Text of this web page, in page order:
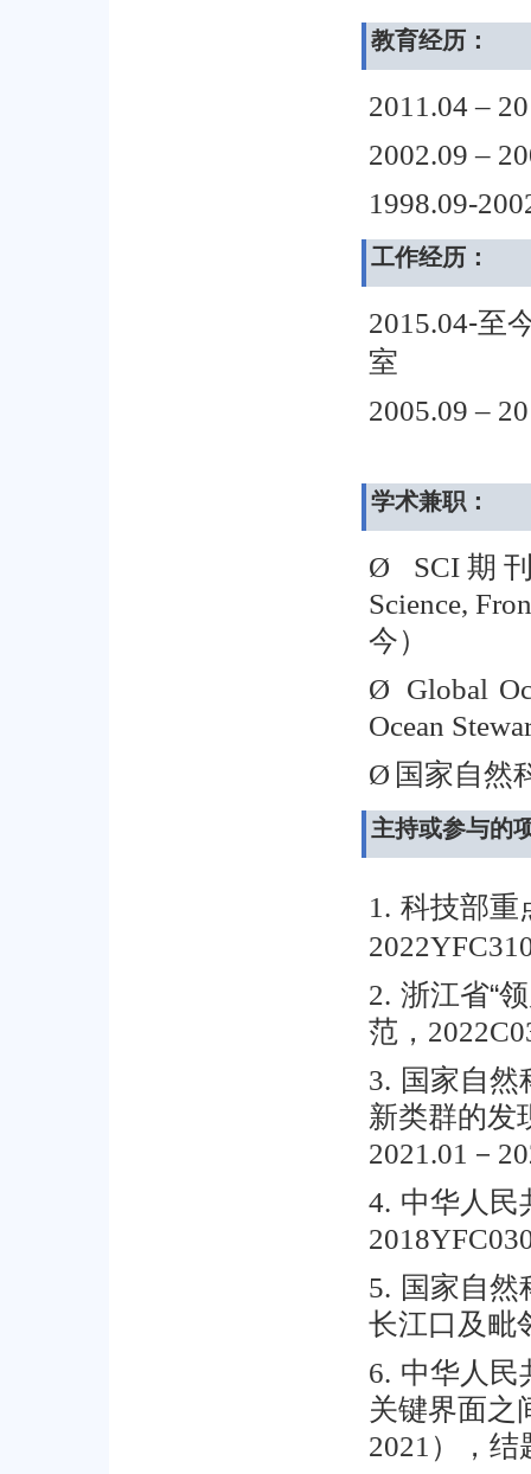
教育经历：
2011.04 –
2002.09 –
1998.09-
工作经历：
2015.04-
室
2005.09 –
学术兼职：
Ø SCI 期
Science,
今）
Ø Global
Ocean
Ø 国家自然
主持或参与的
1. 科技部重
2. 浙江省“
范，
3. 国家自然
新类群的发
2021.01 －
4. 中华人民
5. 国家自然
长江口及毗
6. 中华人民
关键界面之
2021 ），结